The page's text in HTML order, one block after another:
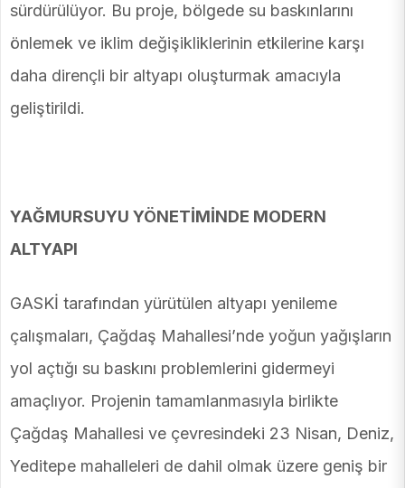
sürdürülüyor. Bu proje, bölgede su baskınlarını
önlemek ve iklim değişikliklerinin etkilerine karşı
daha dirençli bir altyapı oluşturmak amacıyla
geliştirildi.
YAĞMURSUYU YÖNETİMİNDE MODERN
ALTYAPI
GASKİ tarafından yürütülen altyapı yenileme
çalışmaları, Çağdaş Mahallesi’nde yoğun yağışların
yol açtığı su baskını problemlerini gidermeyi
amaçlıyor. Projenin tamamlanmasıyla birlikte
Çağdaş Mahallesi ve çevresindeki 23 Nisan, Deniz,
Yeditepe mahalleleri de dahil olmak üzere geniş bir